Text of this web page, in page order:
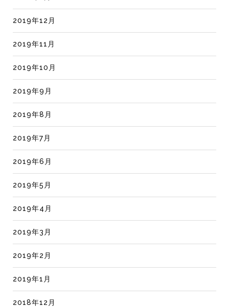
2019年12月
2019年11月
2019年10月
2019年9月
2019年8月
2019年7月
2019年6月
2019年5月
2019年4月
2019年3月
2019年2月
2019年1月
2018年12月